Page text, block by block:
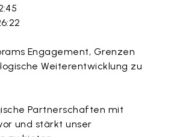
Engagement, Grenzen
Weiterentwicklung zu
Partnerschaften mit
und stärkt unser